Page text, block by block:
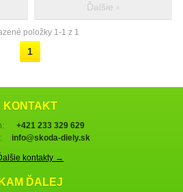
Ďalšie ›
položky 1-1 z 1
1
KONTAKT
+421 233 329 629
info@skoda-diely.sk
kontakty →
KAM ĎALEJ